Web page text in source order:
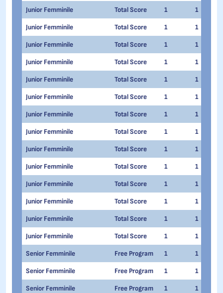
Junior Femminile Total Score 1 1
Junior Femminile Total Score 1 1
Junior Femminile Total Score 1 1
Junior Femminile Total Score 1 1
Junior Femminile Total Score 1 1
Junior Femminile Total Score 1 1
Junior Femminile Total Score 1 1
Junior Femminile Total Score 1 1
Junior Femminile Total Score 1 1
Junior Femminile Total Score 1 1
Junior Femminile Total Score 1 1
Junior Femminile Total Score 1 1
Junior Femminile Total Score 1 1
Junior Femminile Total Score 1 1
Senior Femminile Free Program 1 1
Senior Femminile Free Program 1 1
Senior Femminile Free Program 1 1